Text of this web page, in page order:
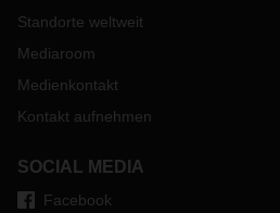
Standorte weltweit
Mediaroom
Medienkontakt
Kontakt aufnehmen
SOCIAL MEDIA
Facebook